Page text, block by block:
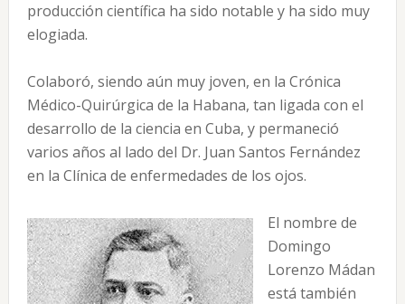
producción científica ha sido notable y ha sido muy
elogiada.
Colaboró, siendo aún muy joven, en la Crónica
Médico-Quirúrgica de la Habana, tan ligada con el
desarrollo de la ciencia en Cuba, y permaneció
varios años al lado del Dr. Juan Santos Fernández
en la Clínica de enfermedades de los ojos.
El nombre de
Domingo
Lorenzo Mádan
está también